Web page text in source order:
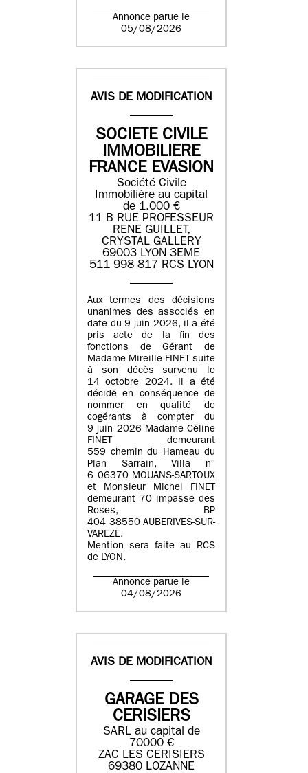
Annonce parue le
05/08/2026
AVIS DE MODIFICATION
SOCIETE CIVILE
IMMOBILIERE
FRANCE EVASION
Société Civile
Immobilière au capital
de 1.000 €
11 B RUE PROFESSEUR
RENE GUILLET,
CRYSTAL GALLERY
69003 LYON 3EME
511 998 817 RCS LYON
Aux termes des décisions
unanimes des associés en
date du 9 juin 2026, il a été
pris acte de la fin des
fonctions de Gérant de
Madame Mireille FINET suite
à son décès survenu le
14 octobre 2024. Il a été
décidé en conséquence de
nommer en qualité de
cogérants à compter du
9 juin 2026 Madame Céline
FINET demeurant
559 chemin du Hameau du
Plan Sarrain, Villa n°
6 06370 MOUANS-SARTOUX
et Monsieur Michel FINET
demeurant 70 impasse des
Roses, BP
404 38550 AUBERIVES-SUR-
VAREZE.
Mention sera faite au RCS
de LYON.
Annonce parue le
04/08/2026
AVIS DE MODIFICATION
GARAGE DES
CERISIERS
SARL au capital de
70000 €
ZAC LES CERISIERS
69380 LOZANNE